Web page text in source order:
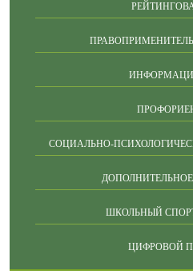
СОЦИАЛЬНО-
ШКОЛЬНЫЙ
ЦИФРОВОЙ